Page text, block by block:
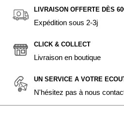
LIVRAISON OFFERTE DÈS
Expédition sous 2-3j
CLICK & COLLECT
Livraison en boutique
UN SERVICE A VOTRE
N'hésitez pas à nous